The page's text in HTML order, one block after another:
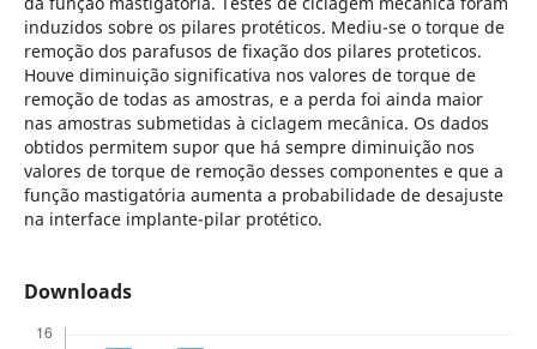
induzidos sobre os pilares protéticos. Mediu-se o torque de
remoção dos parafusos de fixação dos pilares proteticos.
Houve diminuição significativa nos valores de torque de
remoção de todas as amostras, e a perda foi ainda maior
nas amostras submetidas à ciclagem mecânica. Os dados
obtidos permitem supor que há sempre diminuição nos
valores de torque de remoção desses componentes e que a
função mastigatória aumenta a probabilidade de desajuste
na interface implante-pilar protético.
Downloads